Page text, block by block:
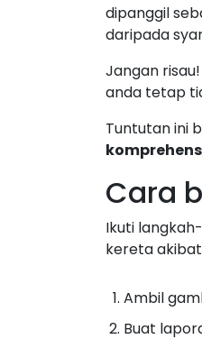
dipanggil
daripada
Jangan
anda tetap
Tuntutan ini
Cara
Ikuti
kereta
Ambil
Buat